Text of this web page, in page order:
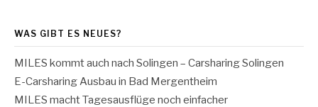
WAS GIBT ES NEUES?
MILES kommt auch nach Solingen – Carsharing Solingen
E-Carsharing Ausbau in Bad Mergentheim
MILES macht Tagesausflüge noch einfacher